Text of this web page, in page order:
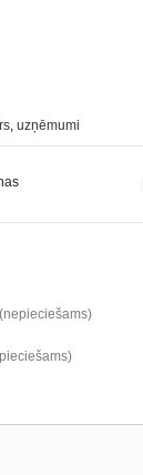
, uzņēmumi